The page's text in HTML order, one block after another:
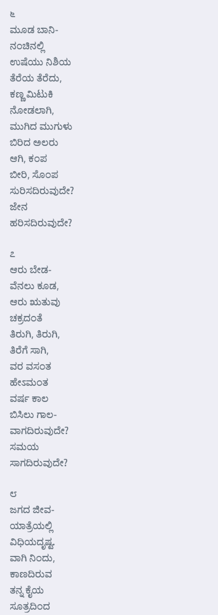
೬
ಮೂಡ ಬಾನಿ-
ನಂಚಿನಲ್ಲಿ
ಉಷೆಯು ನಿಶಿಯ
ತೆರೆಯ ತೆರೆದು,
ಕಣ್ಣ ಮಿಟುಕಿ
ನೋಡಲಾಗಿ,
ಮುಗಿದ ಮುಗುಳು
ಬಿರಿದ ಅಲರು
ಆಗಿ, ಕಂಪ
ಬೀರಿ, ಸೊಂಪ
ಸುರಿಸದಿರುವುದೇ?
ಜೇನ
ಹರಿಸದಿರುವುದೇ?
೭
ಆರು ಬೇಡ-
ವೆನಲು ಕೂಡ,
ಆರು ಋತುವು
ಚಕ್ರದಂತೆ
ತಿರುಗಿ, ತಿರುಗಿ,
ತಿರೆಗೆ ಸಾಗಿ,
ವರ ವಸಂತ
ಹೇಽಮಂತ
ವರ್ಷ ಕಾಲ
ಬಿಸಿಲು ಗಾಲ-
ವಾಗದಿರುವುದೇ?
ಸಮಯ
ಸಾಗದಿರುವುದೇ?
೮
ಜಗದ ಜೀವ-
ಯಾತ್ರೆಯಲ್ಲಿ
ವಿಧಿಯದೃಷ್ಟ.
ವಾಗಿ ನಿಂದು,
ಕಾಣದಿರುವ
ತನ್ನ ಕೈಯ
ಸೂತ್ರದಿಂದ